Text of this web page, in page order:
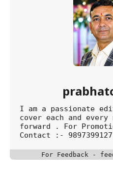
I am a passionate
cover each and
forward . For
Contact :- 9897399127
For Feedback -